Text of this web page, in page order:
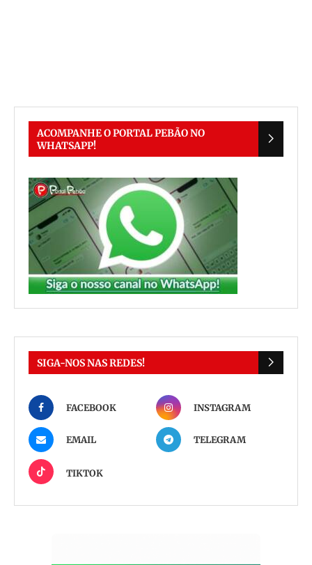
ACOMPANHE O PORTAL PEBÃO NO
WHATSAPP!
SIGA-NOS NAS REDES!
FACEBOOK INSTAGRAM
EMAIL TELEGRAM
TIKTOK